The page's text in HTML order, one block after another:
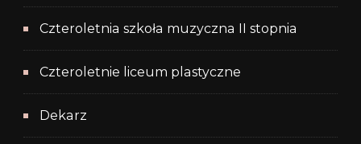
Czteroletnia szkoła muzyczna II stopnia
Czteroletnie liceum plastyczne
Dekarz